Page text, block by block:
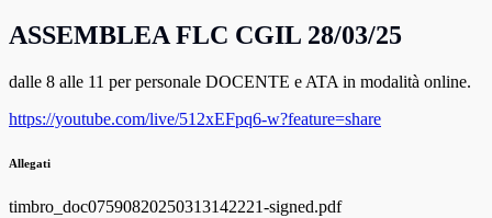
ASSEMBLEA FLC CGIL 28/03/25
dalle 8 alle 11 per personale DOCENTE e ATA in modalità online.
https://youtube.com/live/512xEFpq6-w?feature=share
Allegati
timbro_doc07590820250313142221-signed.pdf